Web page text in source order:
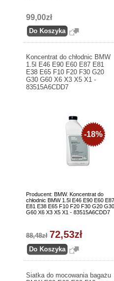
99,00zł
Koncentrat do chłodnic BMW
1.5l E46 E90 E60 E87 E81
E38 E65 F10 F20 F30 G20
G30 G60 X6 X3 X5 X1 -
83515A6CDD7
Producent: BMW. Koncentrat do
chłodnic BMW 1.5l E46 E90 E60 E87
E81 E38 E65 F10 F20 F30 G20 G30
G60 X6 X3 X5 X1 - 83515A6CDD7
-18%
88,48zł 72,53zł
Siatka do mocowania bagażu